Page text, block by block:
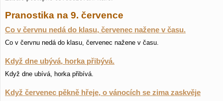
Pranostika na 9. července
Co v červnu nedá do klasu, červenec nažene v času.
Co v červnu nedá do klasu, červenec nažene v času.
Když dne ubývá, horka přibývá.
Když dne ubívá, horka přibívá.
Když červenec pěkně hřeje, o vánocích se zima zaskvěje